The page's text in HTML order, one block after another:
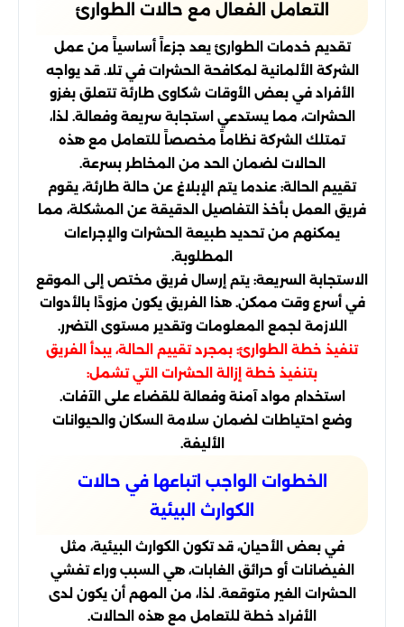
التعامل الفعال مع حالات الطوارئ
تقديم خدمات الطوارئ يعد جزءاً أساسياً من عمل
الشركة الألمانية لمكافحة الحشرات في تلا. قد يواجه
الأفراد في بعض الأوقات شكاوى طارئة تتعلق بغزو
الحشرات، مما يستدعي استجابة سريعة وفعالة. لذا،
تمتلك الشركة نظاماً مخصصاً للتعامل مع هذه
الحالات لضمان الحد من المخاطر بسرعة.
تقييم الحالة: عندما يتم الإبلاغ عن حالة طارئة، يقوم
فريق العمل بأخذ التفاصيل الدقيقة عن المشكلة، مما
يمكنهم من تحديد طبيعة الحشرات والإجراءات
المطلوبة.
الاستجابة السريعة: يتم إرسال فريق مختص إلى الموقع
في أسرع وقت ممكن. هذا الفريق يكون مزودًا بالأدوات
اللازمة لجمع المعلومات وتقدير مستوى التضرر.
تنفيذ خطة الطوارئ: بمجرد تقييم الحالة، يبدأ الفريق
بتنفيذ خطة إزالة الحشرات التي تشمل:
استخدام مواد آمنة وفعالة للقضاء على الآفات.
وضع احتياطات لضمان سلامة السكان والحيوانات
الأليفة.
الخطوات الواجب اتباعها في حالات
الكوارث البيئية
في بعض الأحيان، قد تكون الكوارث البيئية، مثل
الفيضانات أو حرائق الغابات، هي السبب وراء تفشي
الحشرات الغير متوقعة. لذا، من المهم أن يكون لدى
الأفراد خطة للتعامل مع هذه الحالات.